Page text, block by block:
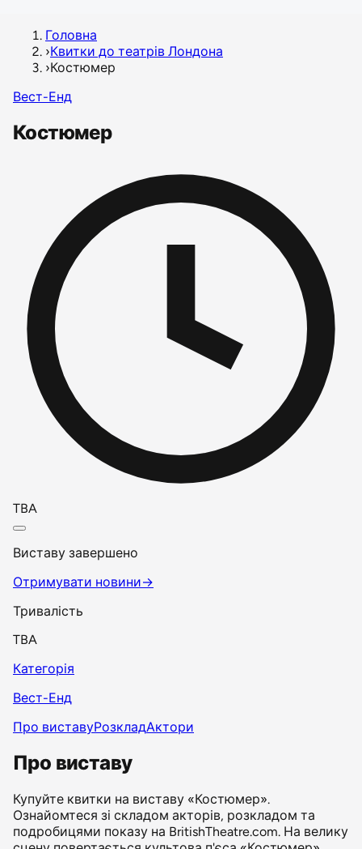
Головна
›Квитки до театрів Лондона
›Костюмер
Вест-Енд
Костюмер
TBA
Виставу завершено
Отримувати новини→
Тривалість
TBA
Категорія
Вест-Енд
Про виставуРозкладАктори
Про виставу
Купуйте квитки на виставу «Костюмер».
Ознайомтеся зі складом акторів, розкладом та
подробицями показу на BritishTheatre.com. На велику